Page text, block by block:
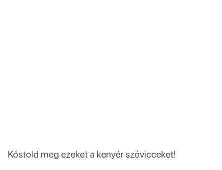
Kóstold meg ezeket a kenyér szóvicceket!